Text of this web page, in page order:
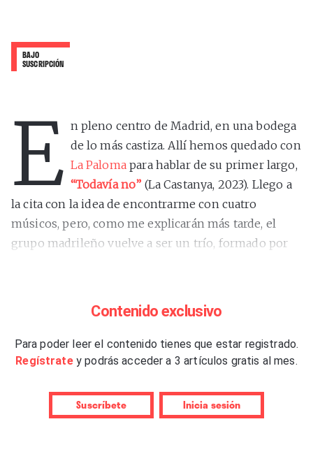
BAJO
SUSCRIPCIÓN
E n pleno centro de Madrid, en una bodega
de lo más castiza. Allí hemos quedado con
La Paloma para hablar de su primer largo,
“Todavía no” (La Castanya, 2023). Llego a
la cita con la idea de encontrarme con cuatro
músicos, pero, como me explicarán más tarde, el
grupo madrileño vuelve a ser un trío, formado por
Rubén Almonacid, quien formó parte del equipo
artístico que ha dado forma a este larga duración que
está cosechando críticas favorables.
de asentar lentamente lo que es y lo que va a ser La
Paloma. El grupo brilla de un modo especial, como
Contenido exclusivo
Para poder leer el contenido tienes que estar registrado.
Regístrate y podrás acceder a 3 artículos gratis al mes.
Suscríbete Inicia sesión